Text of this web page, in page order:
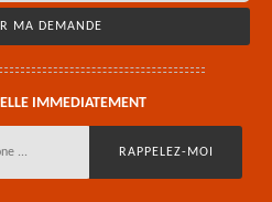
IMMEDIATEMENT